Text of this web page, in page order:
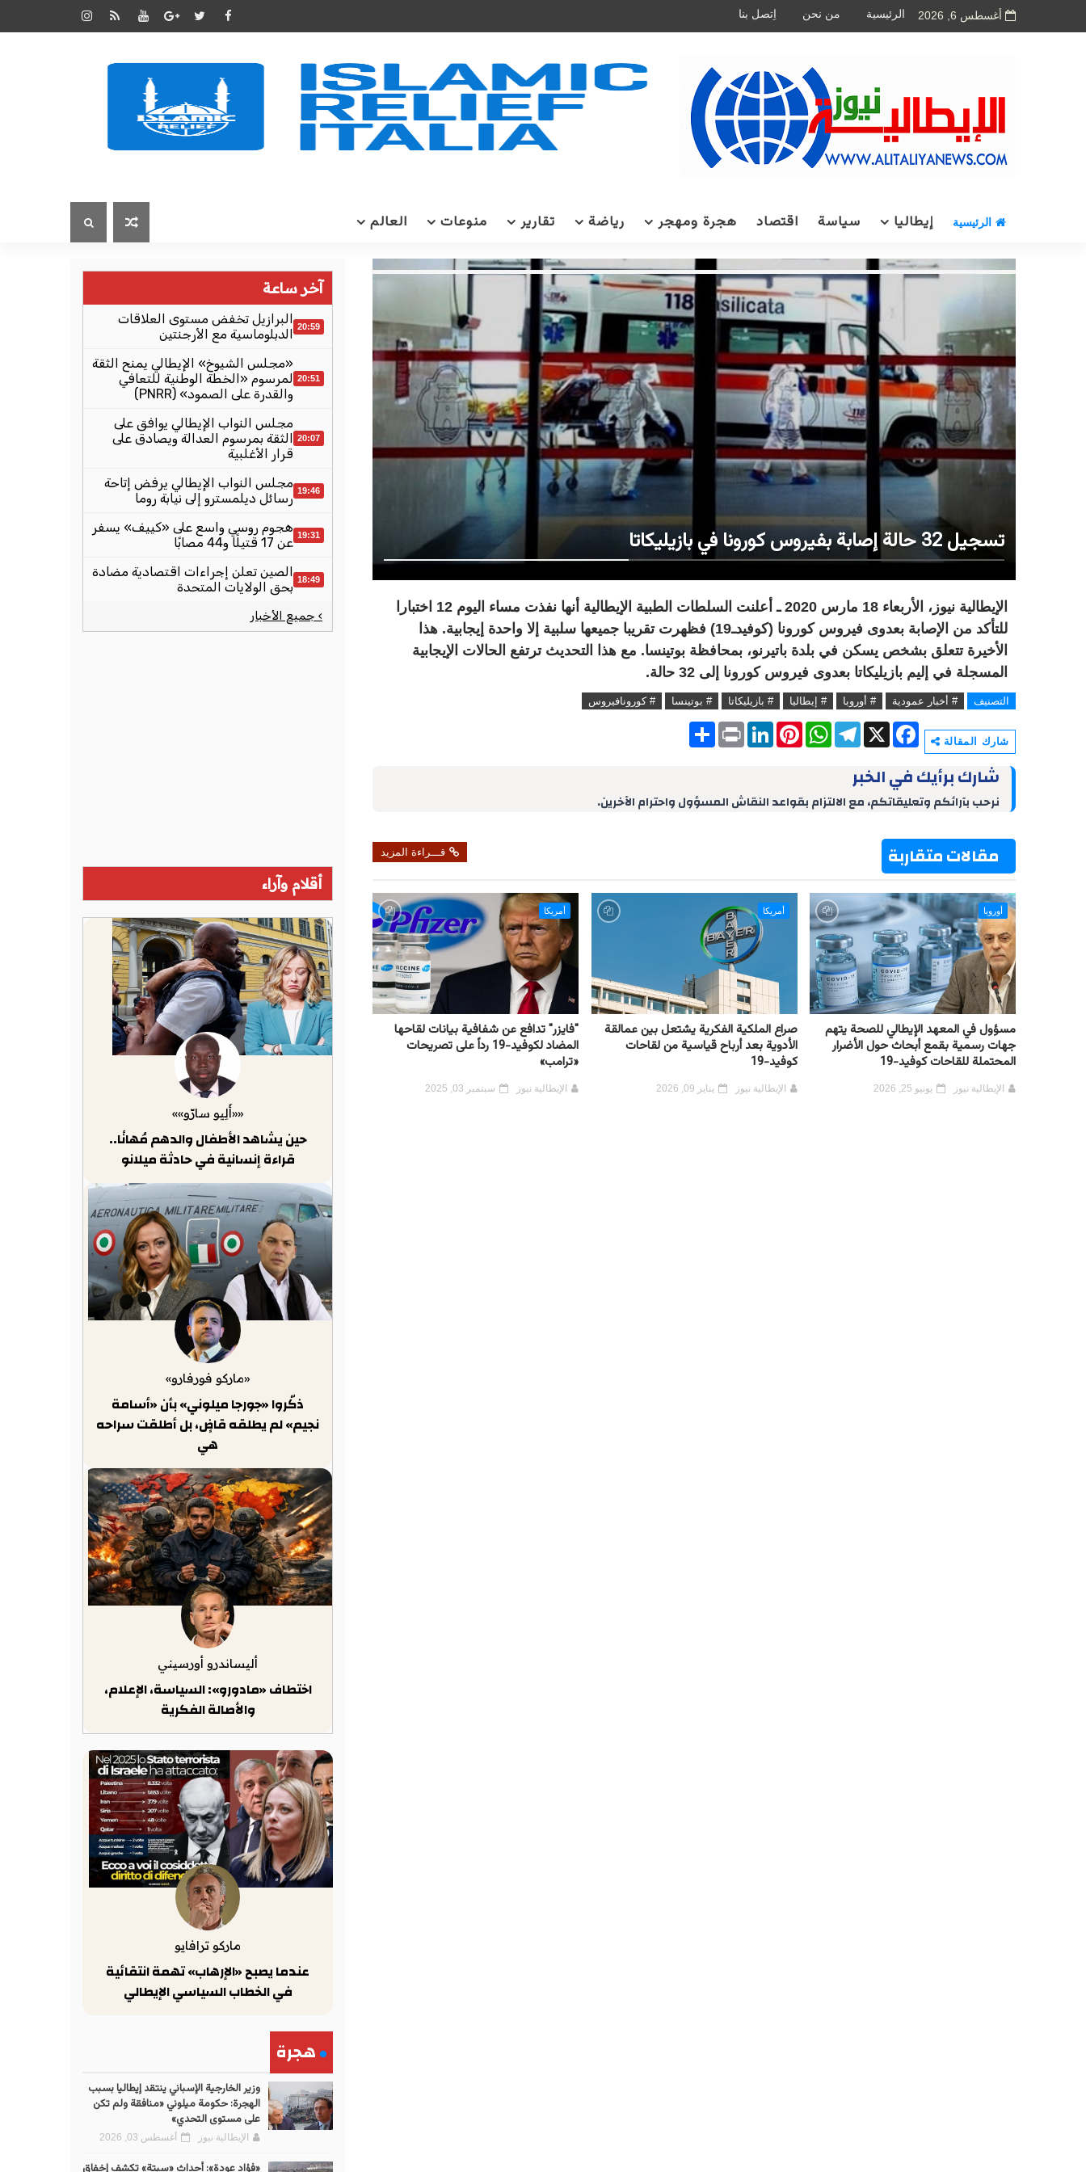
أغسطس 6, 2026 الرئيسية من نحن اِتصل بنا
الرئيسية إيطاليا سياسة اقتصاد هجرة ومهجر رياضة تقارير منوعات العالم
تسجيل 32 حالة إصابة بفيروس كورونا في بازيليكاتا
الإيطالية نيوز، الأربعاء 18 مارس 2020 ـ أعلنت السلطات الطبية الإيطالية أنها نفذت مساء اليوم 12 اختبارا
للتأكد من الإصابة بعدوى فيروس كورونا (كوفيدـ19) فظهرت تقريبا جميعها سلبية إلا واحدة إيجابية. هذا
الأخيرة تتعلق بشخص يسكن في بلدة باتيرنو، بمحافظة بوتينسا. مع هذا التحديث ترتفع الحالات الإيجابية
المسجلة في إليم بازيليكاتا بعدوى فيروس كورونا إلى 32 حالة.
التصنيف # أخبار عمودية # أوروبا # إيطاليا # بازيليكاتا # بوتينسا # كورونافيروس
شارك المقالة
S
P
r
L
I
P
e
W
h
p
T
e
g
a
X
F
a
b
o
شارك برأيك في الخبر
نرحب بآرائكم وتعليقاتكم، مع الالتزام بقواعد النقاش المسؤول واحترام الآخرين.
مقالات متقاربة قـــراءة المزيد
أوروبا
مسؤول في المعهد الإيطالي للصحة يتهم
جهات رسمية بقمع أبحاث حول الأضرار
المحتملة للقاحات كوفيد-19
الإيطالية نيوز يونيو 25, 2026
أمريكا
صراع الملكية الفكرية يشتعل بين عمالقة
الأدوية بعد أرباح قياسية من لقاحات
كوفيد-19
الإيطالية نيوز يناير 09, 2026
أمريكا
"فايزر" تدافع عن شفافية بيانات لقاحها
المضاد لكوفيد-19 رداً على تصريحات
«ترامب»
الإيطالية نيوز سبتمبر 03, 2025
آخر ساعة
20:59 البرازيل تخفض مستوى العلاقات
الدبلوماسية مع الأرجنتين
20:51
«مجلس الشيوخ» الإيطالي يمنح الثقة
لمرسوم «الخطة الوطنية للتعافي
والقدرة على الصمود» (PNRR)
20:07
مجلس النواب الإيطالي يوافق على
الثقة بمرسوم العدالة ويصادق على
قرار الأغلبية
19:46 مجلس النواب الإيطالي يرفض إتاحة
رسائل ديلمسترو إلى نيابة روما
19:31 هجوم روسي واسع على «كييف» يسفر
عن 17 قتيلًا و44 مصابًا
18:49 الصين تعلن إجراءات اقتصادية مضادة
بحق الولايات المتحدة
› جميع الأخبار
أقلام وآراء
««أَلِيو سارّو»»
حين يشاهد الأطفال والدهم مُهانًا..
قراءة إنسانية في حادثة ميلانو
«ماركو فورفارو»
ذكّروا «جورجا ميلوني» بأن «أسامة
نجيم» لم يطلقه قاضٍ، بل أطلقت سراحه
هي
أليساندرو أورسيني
اختطاف «مادورو»: السياسة، الإعلام،
والأصالة الفكرية
ماركو ترافايو
عندما يصبح «الإرهاب» تهمة انتقائية
في الخطاب السياسي الإيطالي
هجرة
وزير الخارجية الإسباني ينتقد إيطاليا بسبب
الهجرة: حكومة ميلوني «منافقة ولم تكن
على مستوى التحدي»
الإيطالية نيوز أغسطس 03, 2026
«فؤاد عودة»: أحداث «سبتة» تكشف إخفاق